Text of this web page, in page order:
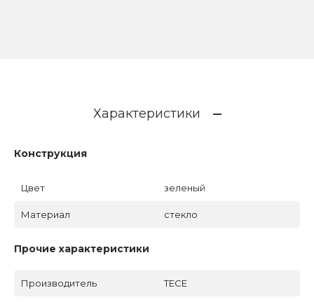
Характеристики
Конструкция
Цвет зеленый
Материал стекло
Прочие характеристики
Производитель TECE